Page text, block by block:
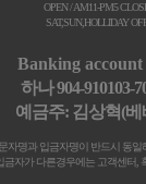
OPEN / AM11-PM5
SAT,SUN,HOLLIDAY
Banking
하나 904-910103-
예금주: 김상혁(베
자명과 입금자명이 반드시 동
금자가 다른경우에는 고객센터,